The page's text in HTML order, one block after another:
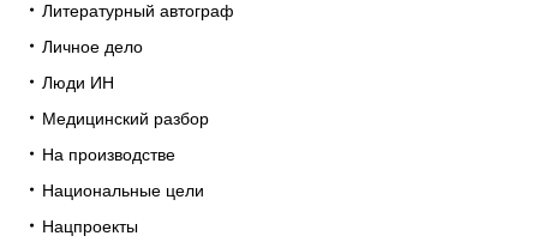
Литературный автограф
Личное дело
Люди ИН
Медицинский разбор
На производстве
Национальные цели
Нацпроекты